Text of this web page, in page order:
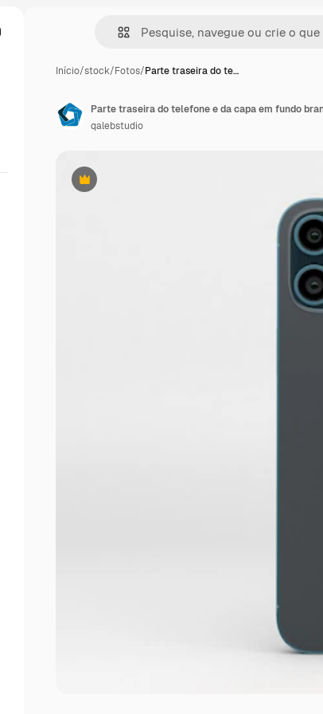
Início/stock/Fotos/Parte traseira do te…
Premium
Parte traseira do telefone e da capa em fundo
qalebstudio